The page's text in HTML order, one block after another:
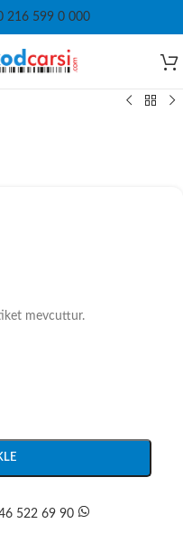
216 599 0 000
mevcuttur.
522 69 90